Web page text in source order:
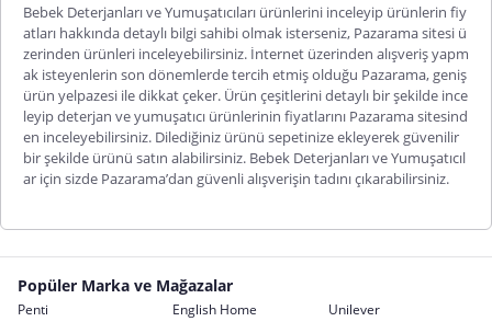
Bebek Deterjanları ve Yumuşatıcıları ürünlerini inceleyip ürünlerin fiy
atları hakkında detaylı bilgi sahibi olmak isterseniz, Pazarama sitesi ü
zerinden ürünleri inceleyebilirsiniz. İnternet üzerinden alışveriş yapm
ak isteyenlerin son dönemlerde tercih etmiş olduğu Pazarama, geniş
ürün yelpazesi ile dikkat çeker. Ürün çeşitlerini detaylı bir şekilde ince
leyip deterjan ve yumuşatıcı ürünlerinin fiyatlarını Pazarama sitesind
en inceleyebilirsiniz. Dilediğiniz ürünü sepetinize ekleyerek güvenilir
bir şekilde ürünü satın alabilirsiniz. Bebek Deterjanları ve Yumuşatıcıl
ar için sizde Pazarama’dan güvenli alışverişin tadını çıkarabilirsiniz.
Popüler Marka ve Mağazalar
Penti English Home
Unilever